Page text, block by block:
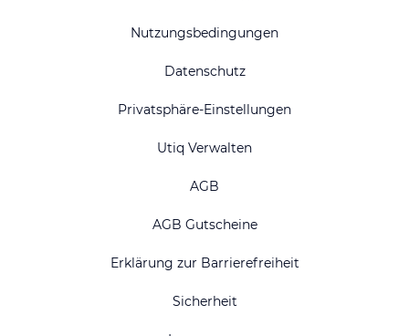
Nutzungsbedingungen
Datenschutz
Privatsphäre-Einstellungen
Utiq Verwalten
AGB
AGB Gutscheine
Erklärung zur Barrierefreiheit
Sicherheit